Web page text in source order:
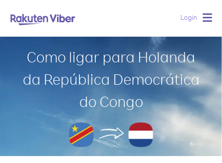
Login
Como ligar para Holanda
da República Democrática
do Congo